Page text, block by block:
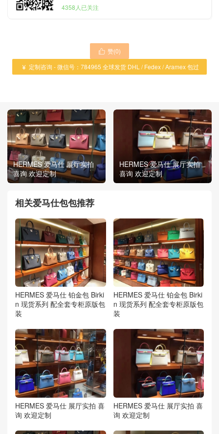
4358人已关注
 赞(0)
 定制咨询 - 微信号：784965 全球发货 DHL / Fedex / Aramex 包过
HERMES 爱马仕 展厅实拍
喜询 欢迎定制
HERMES 爱马仕 展厅实拍
喜询 欢迎定制
相关爱马仕包包推荐
HERMES 爱马仕 铂金包 Birki
n 现货系列 配全套专柜原版包
装
HERMES 爱马仕 铂金包 Birki
n 现货系列 配全套专柜原版包
装
HERMES 爱马仕 展厅实拍 喜
询 欢迎定制
HERMES 爱马仕 展厅实拍 喜
询 欢迎定制